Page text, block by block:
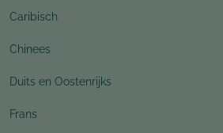
Caribisch
Chinees
Duits en Oostenrijks
Frans